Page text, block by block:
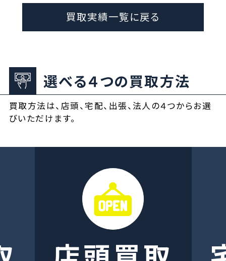
買取実績一覧に戻る
選べる４つの買取方法
買取方法は、店頭、宅配、出張、法人の４つからお選
びいただけます。